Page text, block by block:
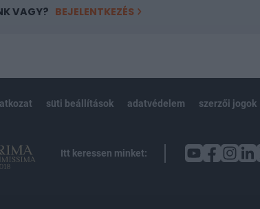
VAGY? BEJELENTKEZÉS
süti beállítások adatvédelem szerzői jogok
Itt keressen minket: